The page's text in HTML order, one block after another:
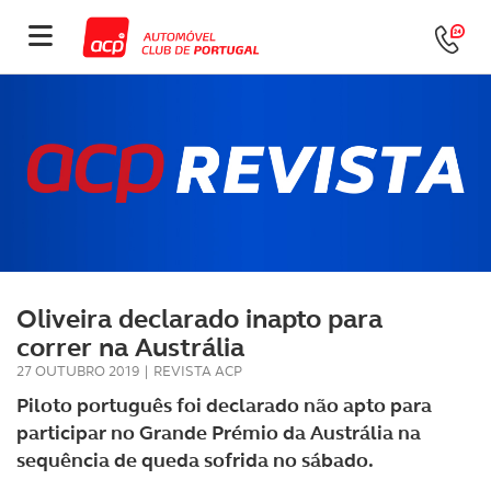
Oliveira declarado inapto para
correr na Austrália
27 OUTUBRO 2019 | REVISTA ACP
Piloto português foi declarado não apto para
participar no Grande Prémio da Austrália na
sequência de queda sofrida no sábado.